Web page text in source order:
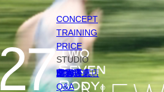
CONCEPT
TRAINING
PRICE
STUDIO
円山店
白石店
桑園店
北18条店
宮の沢店
環状通東店
STAFF
Q&A